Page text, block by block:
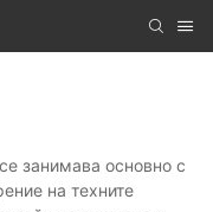
занимава основно с
на техните